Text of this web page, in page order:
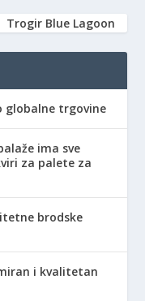
Trogir Blue Lagoon
globalne trgovine
ima sve
za palete za
brodske
i kvalitetan